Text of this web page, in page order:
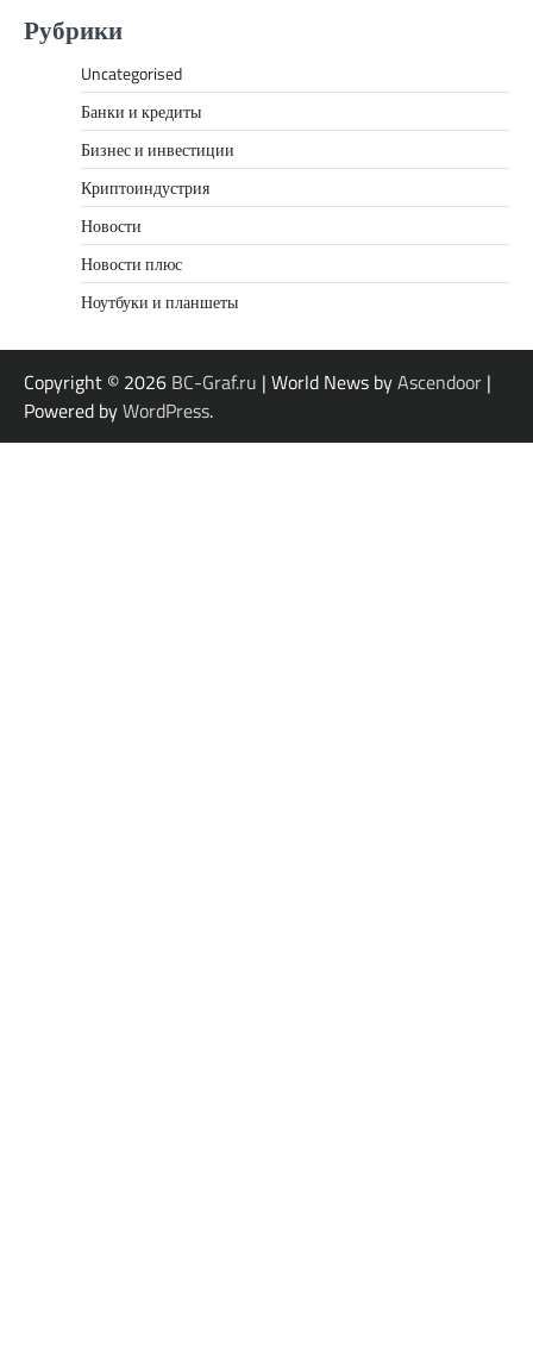
Рубрики
Uncategorised
Банки и кредиты
Бизнес и инвестиции
Криптоиндустрия
Новости
Новости плюс
Ноутбуки и планшеты
Copyright © 2026 BC-Graf.ru | World News byAscendoor |
Powered byWordPress.